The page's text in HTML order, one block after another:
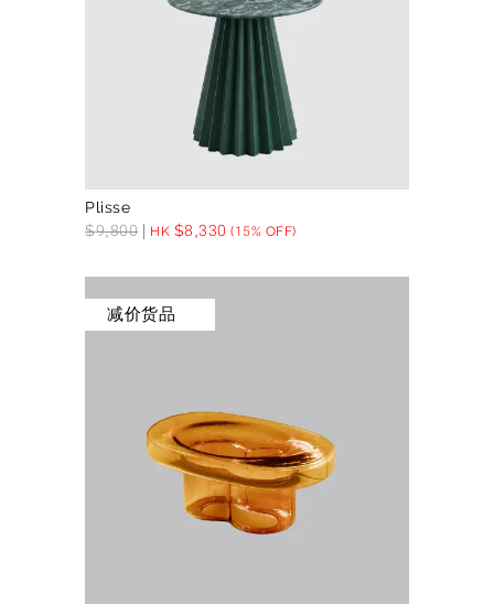
Plisse
$9,800 HK $8,330 (15% OFF)
减价货品